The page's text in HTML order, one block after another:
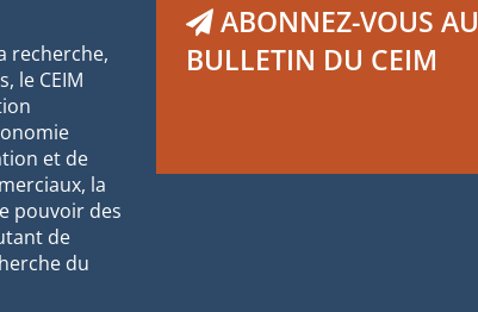
recherche,
le CEIM
et de
la
pouvoir des
de
du
ABONNEZ-VOUS AU
BULLETIN DU CEIM